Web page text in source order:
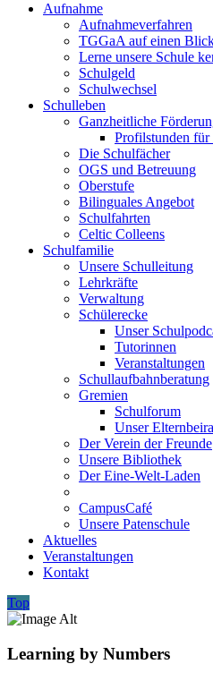
Aufnahme
Aufnahmeverfahren
TGGaA auf einen
Lerne unsere Schule
Schulgeld
Schulwechsel
Schulleben
Ganzheitliche
Profilstunden für
Die Schulfächer
OGS und Betreuung
Oberstufe
Bilinguales Angebot
Schulfahrten
Celtic Colleens
Schulfamilie
Unsere Schulleitung
Lehrkräfte
Verwaltung
Schülerecke
Unser
Tutorinnen
Veranstaltungen
Schullaufbahnberatung
Gremien
Schulforum
Unser
Der Verein der Freunde
Unsere Bibliothek
Der Eine-Welt-Laden
CampusCafé
Unsere Patenschule
Aktuelles
Veranstaltungen
Kontakt
Top
Learning by Numbers